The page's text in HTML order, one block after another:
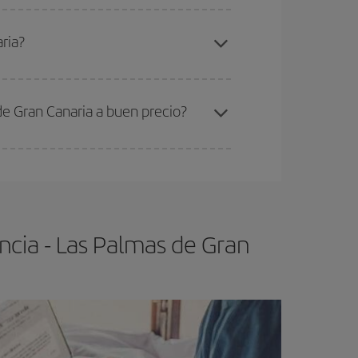
Las Palmas de Gran Canaria-dest
Gran Canaria a buen precio?
- Las Palmas de Gran